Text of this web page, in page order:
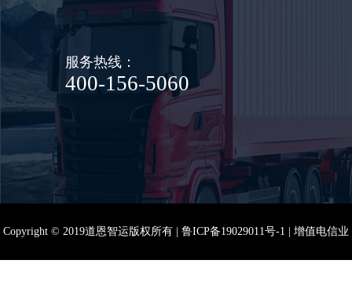
服务热线：
400-156-5060
Copyright © 2019道恩智运版权所有 | 鲁ICP备19029011号-1 增值电信业